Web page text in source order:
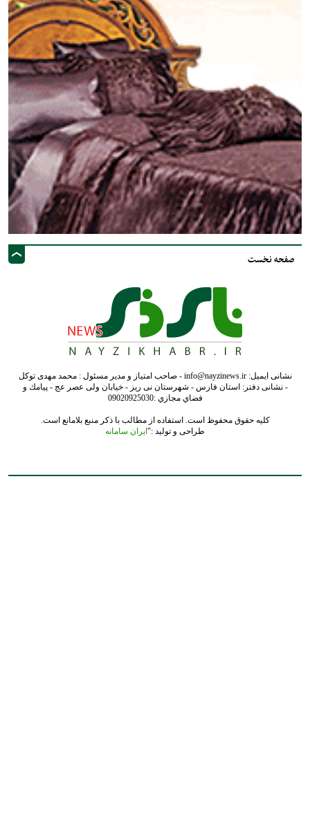
صفحه نخست
نشانی ایمیل: info@nayzinews.ir - صاحب امتیاز و مدیر مسئول : محمد مهدی توکل
- نشانی دفتر: استان فارس - شهرستان نی ریز - خیابان ولی عصر عج - پيامك و
فضاي مجازي :09020925030
کلیه حقوق محفوظ است. استفاده از مطالب با ذکر منبع بلامانع است.
طراحی و تولید :" ایران سامانه